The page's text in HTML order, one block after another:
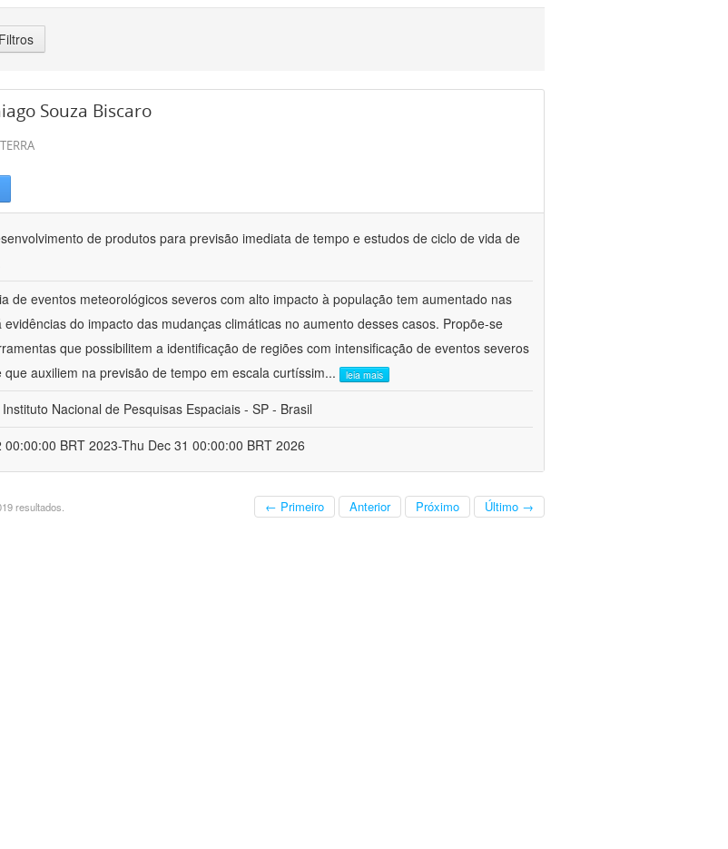
Souza Biscaro
de produtos para previsão imediata de tempo e estudos de ciclo de vida de
de eventos meteorológicos severos com alto impacto à população tem aumentado nas
evidências do impacto das mudanças climáticas no aumento desses casos. Propõe-se
que possibilitem a identificação de regiões com intensificação de eventos severos
que auxiliem na previsão de tempo em escala curtíssim... leia mais
Instituto Nacional de Pesquisas Espaciais - SP - Brasil
00:00:00 BRT 2023-Thu Dec 31 00:00:00 BRT 2026
resultados. ← Primeiro Anterior Próximo Último →